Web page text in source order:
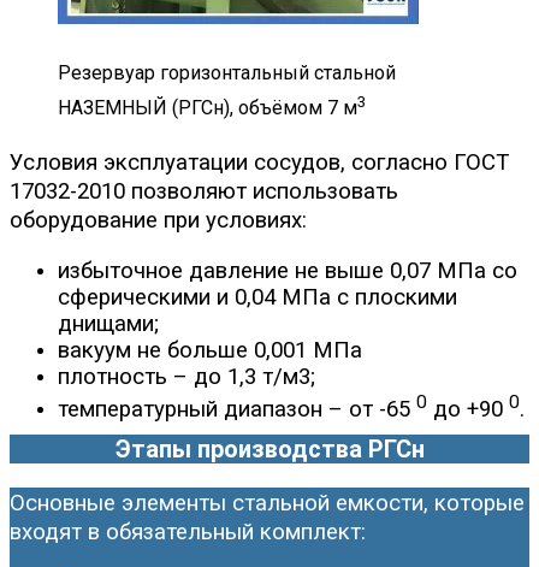
Резервуар горизонтальный стальной
НАЗЕМНЫЙ (РГСн), объёмом 7 м3
Условия эксплуатации сосудов, согласно ГОСТ
17032-2010 позволяют использовать
оборудование при условиях:
избыточное давление не выше 0,07 МПа со
сферическими и 0,04 МПа с плоскими
днищами;
вакуум не больше 0,001 МПа
плотность – до 1,3 т/м3;
температурный диапазон – от -65 0 до +90 0.
Этапы производства РГСн
Основные элементы стальной емкости, которые
входят в обязательный комплект: